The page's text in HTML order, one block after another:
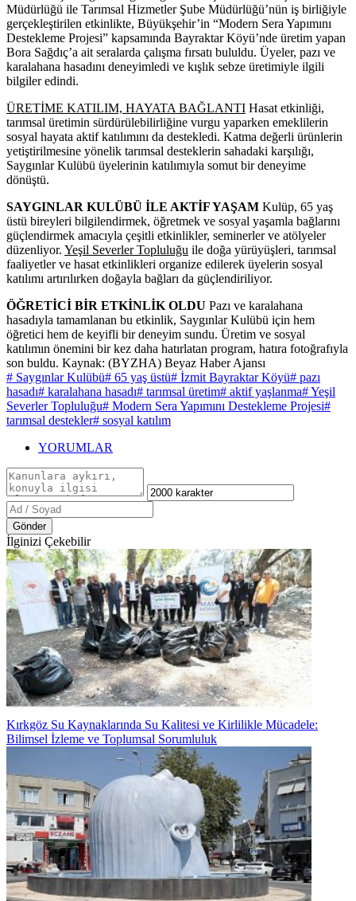
Müdürlüğü ile Tarımsal Hizmetler Şube Müdürlüğü’nün iş birliğiyle
gerçekleştirilen etkinlikte, Büyükşehir’in “Modern Sera Yapımını
Destekleme Projesi” kapsamında Bayraktar Köyü’nde üretim yapan
Bora Sağdıç’a ait seralarda çalışma fırsatı bululdu. Üyeler, pazı ve
karalahana hasadını deneyimledi ve kışlık sebze üretimiyle ilgili
bilgiler edindi.
ÜRETİME KATILIM, HAYATA BAĞLANTI Hasat etkinliği,
tarımsal üretimin sürdürülebilirliğine vurgu yaparken emeklilerin
sosyal hayata aktif katılımını da destekledi. Katma değerli ürünlerin
yetiştirilmesine yönelik tarımsal desteklerin sahadaki karşılığı,
Saygınlar Kulübü üyelerinin katılımıyla somut bir deneyime
dönüştü.
SAYGINLAR KULÜBÜ İLE AKTİF YAŞAM Kulüp, 65 yaş
üstü bireyleri bilgilendirmek, öğretmek ve sosyal yaşamla bağlarını
güçlendirmek amacıyla çeşitli etkinlikler, seminerler ve atölyeler
düzenliyor. Yeşil Severler Topluluğu ile doğa yürüyüşleri, tarımsal
faaliyetler ve hasat etkinlikleri organize edilerek üyelerin sosyal
katılımı artırılırken doğayla bağları da güçlendiriliyor.
ÖĞRETİCİ BİR ETKİNLİK OLDU Pazı ve karalahana
hasadıyla tamamlanan bu etkinlik, Saygınlar Kulübü için hem
öğretici hem de keyifli bir deneyim sundu. Üretim ve sosyal
katılımın önemini bir kez daha hatırlatan program, hatıra fotoğrafıyla
son buldu. Kaynak: (BYZHA) Beyaz Haber Ajansı
# Saygınlar Kulübü# 65 yaş üstü# İzmit Bayraktar Köyü# pazı
hasadı# karalahana hasadı# tarımsal üretim# aktif yaşlanma# Yeşil
Severler Topluluğu# Modern Sera Yapımını Destekleme Projesi#
tarımsal destekler# sosyal katılım
YORUMLAR
Gönder
İlginizi Çekebilir
Kırkgöz Su Kaynaklarında Su Kalitesi ve Kirlilikle Mücadele:
Bilimsel İzleme ve Toplumsal Sorumluluk